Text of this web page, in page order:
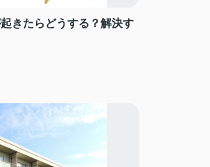
きたらどうする？解決す